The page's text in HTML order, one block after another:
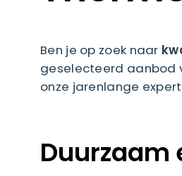
Ben je op zoek naar
geselecteerd aanbod
onze jarenlange
Duurzaam